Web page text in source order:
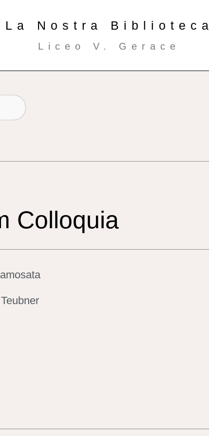
La Nostra Biblioteca
Liceo V. Gerace
Colloquia